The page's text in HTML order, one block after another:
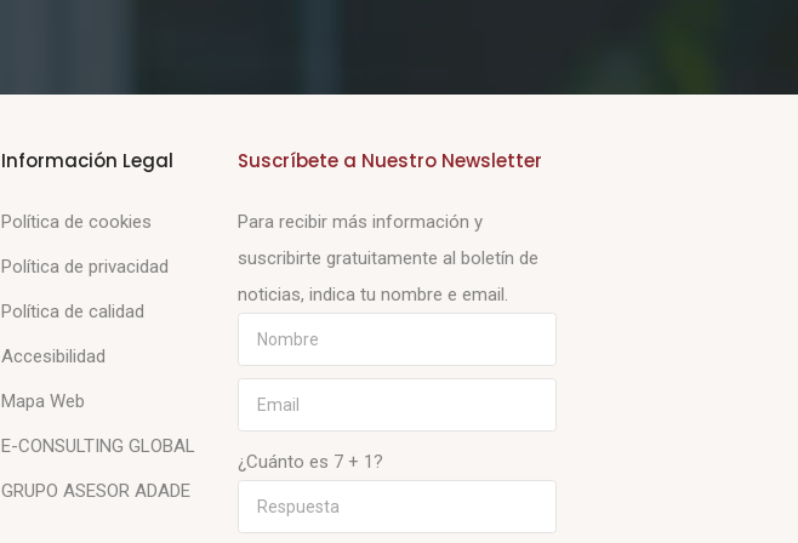
Información Legal
Política de cookies
Política de privacidad
Política de calidad
Accesibilidad
Mapa Web
E-CONSULTING GLOBAL
GRUPO ASESOR ADADE
Suscríbete a Nuestro Newsletter
Para recibir más información y
suscribirte gratuitamente al boletín de
noticias, indica tu nombre e email.
¿Cuánto es 7 + 1?